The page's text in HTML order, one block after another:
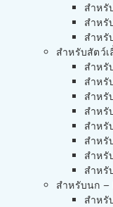
สำหรั
สำหรั
สำหรั
สำหรับสัตว์
สำหรั
สำหรั
สำหรั
สำหรั
สำหรั
สำหรั
สำหรั
สำหรั
สำหรับนก –
สำหรั